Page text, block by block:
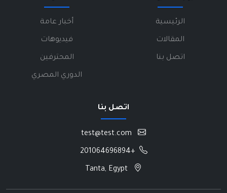
الرئيسية
المقالات
اتصل بنا
أخبار عامة
فيديوهات
المحترفين
الدوري المصري
اتصل بنا
+201064696894